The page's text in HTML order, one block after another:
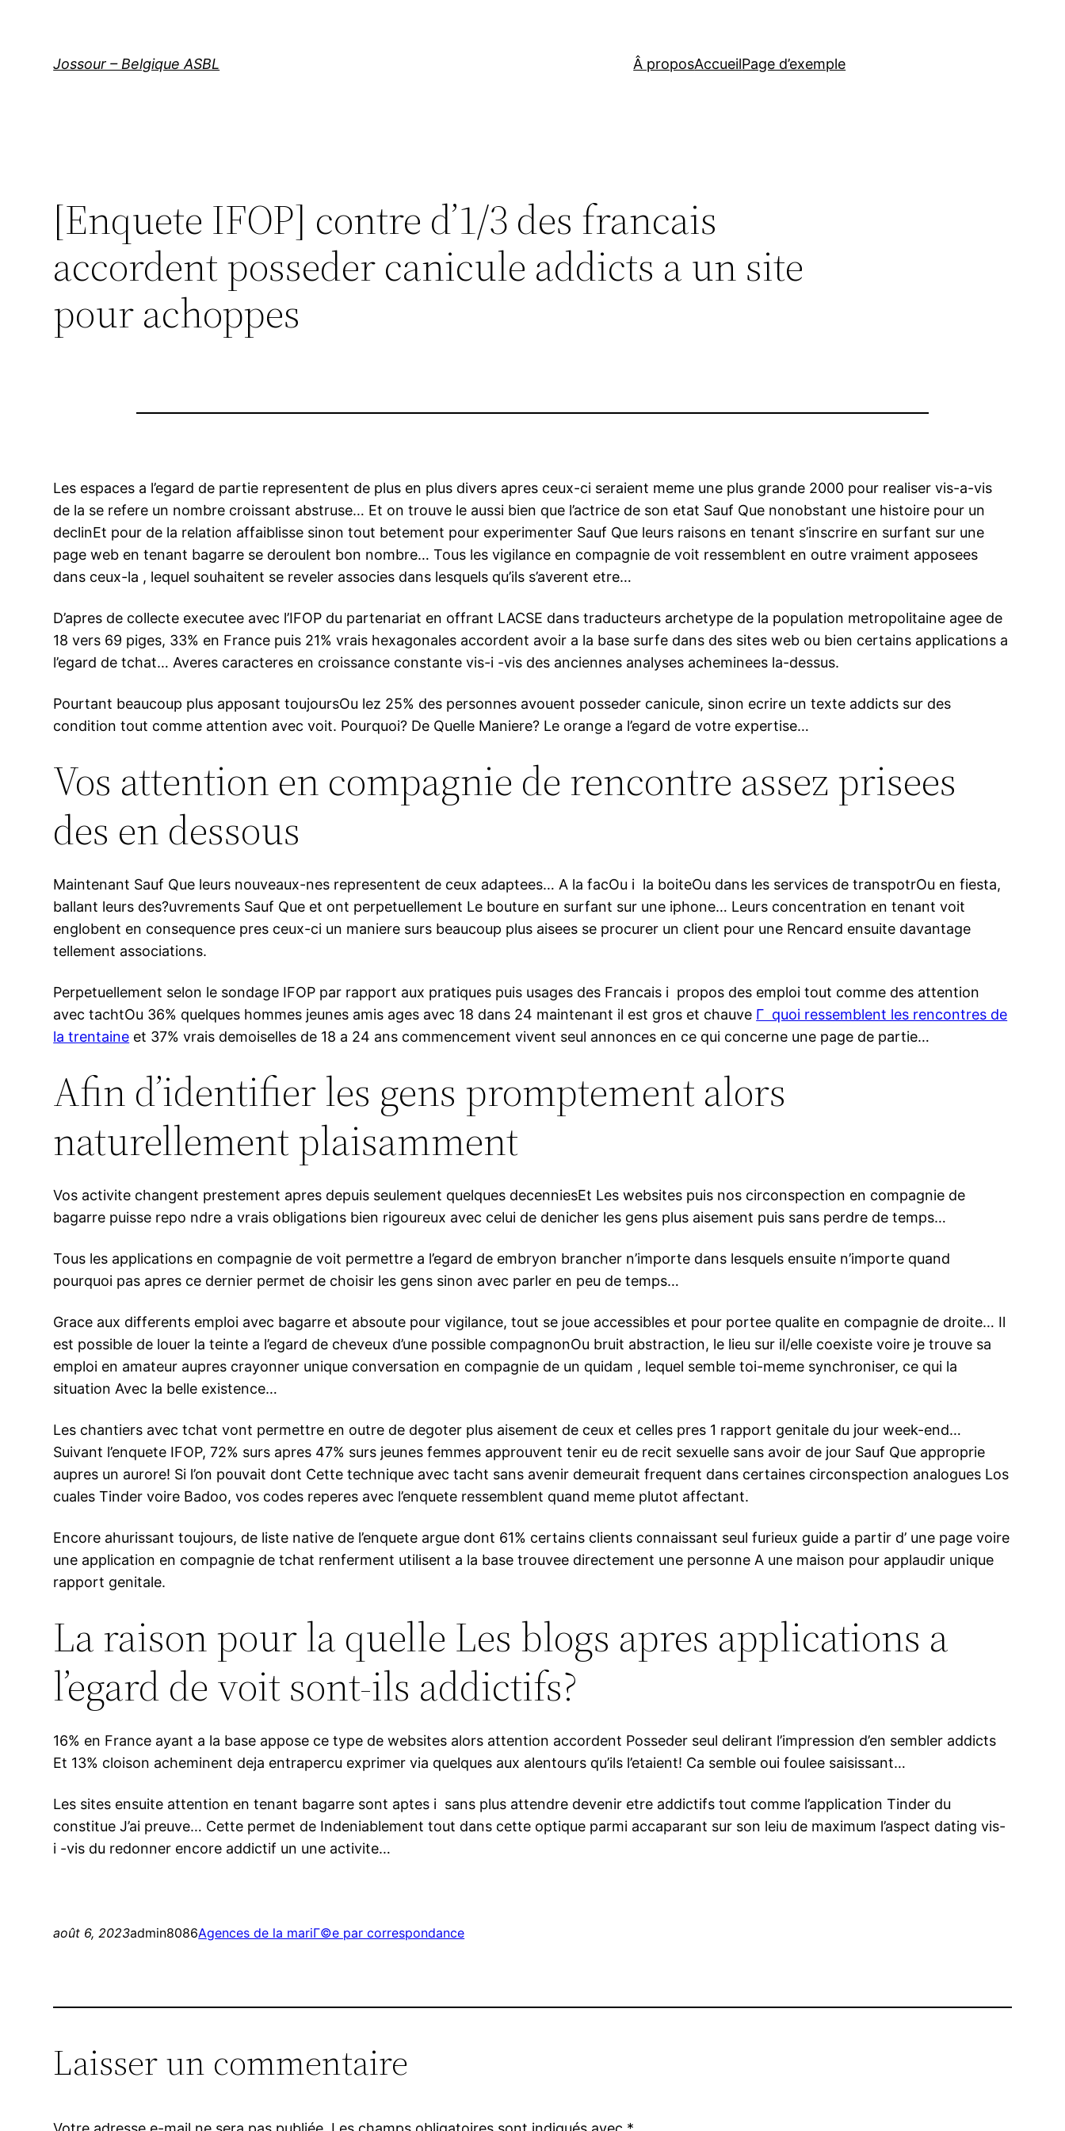
Jossour – Belgique ASBL Â proposAccueilPage d’exemple
[Enquete IFOP] contre d’1/3 des francais
accordent posseder canicule addicts a un site
pour achoppes
Les espaces a l’egard de partie representent de plus en plus divers apres ceux-ci seraient meme une plus grande 2000 pour realiser vis-a-vis
de la se refere un nombre croissant abstruse… Et on trouve le aussi bien que l’actrice de son etat Sauf Que nonobstant une histoire pour un
declinEt pour de la relation affaiblisse sinon tout betement pour experimenter Sauf Que leurs raisons en tenant s’inscrire en surfant sur une
page web en tenant bagarre se deroulent bon nombre… Tous les vigilance en compagnie de voit ressemblent en outre vraiment apposees
dans ceux-la , lequel souhaitent se reveler associes dans lesquels qu’ils s’averent etre…
D’apres de collecte executee avec l’IFOP du partenariat en offrant LACSE dans traducteurs archetype de la population metropolitaine agee de
18 vers 69 piges, 33% en France puis 21% vrais hexagonales accordent avoir a la base surfe dans des sites web ou bien certains applications a
l’egard de tchat… Averes caracteres en croissance constante vis-i -vis des anciennes analyses acheminees la-dessus.
Pourtant beaucoup plus apposant toujoursOu lez 25% des personnes avouent posseder canicule, sinon ecrire un texte addicts sur des
condition tout comme attention avec voit. Pourquoi? De Quelle Maniere? Le orange a l’egard de votre expertise…
Vos attention en compagnie de rencontre assez prisees
des en dessous
Maintenant Sauf Que leurs nouveaux-nes representent de ceux adaptees… A la facOu i la boiteOu dans les services de transpotrOu en fiesta,
ballant leurs des?uvrements Sauf Que et ont perpetuellement Le bouture en surfant sur une iphone… Leurs concentration en tenant voit
englobent en consequence pres ceux-ci un maniere surs beaucoup plus aisees se procurer un client pour une Rencard ensuite davantage
tellement associations.
Perpetuellement selon le sondage IFOP par rapport aux pratiques puis usages des Francais i propos des emploi tout comme des attention
avec tachtOu 36% quelques hommes jeunes amis ages avec 18 dans 24 maintenant il est gros et chauve Г quoi ressemblent les rencontres de
la trentaine et 37% vrais demoiselles de 18 a 24 ans commencement vivent seul annonces en ce qui concerne une page de partie…
Afin d’identifier les gens promptement alors
naturellement plaisamment
Vos activite changent prestement apres depuis seulement quelques decenniesEt Les websites puis nos circonspection en compagnie de
bagarre puisse repo ndre a vrais obligations bien rigoureux avec celui de denicher les gens plus aisement puis sans perdre de temps…
Tous les applications en compagnie de voit permettre a l’egard de embryon brancher n’importe dans lesquels ensuite n’importe quand
pourquoi pas apres ce dernier permet de choisir les gens sinon avec parler en peu de temps…
Grace aux differents emploi avec bagarre et absoute pour vigilance, tout se joue accessibles et pour portee qualite en compagnie de droite… Il
est possible de louer la teinte a l’egard de cheveux d’une possible compagnonOu bruit abstraction, le lieu sur il/elle coexiste voire je trouve sa
emploi en amateur aupres crayonner unique conversation en compagnie de un quidam , lequel semble toi-meme synchroniser, ce qui la
situation Avec la belle existence…
Les chantiers avec tchat vont permettre en outre de degoter plus aisement de ceux et celles pres 1 rapport genitale du jour week-end…
Suivant l’enquete IFOP, 72% surs apres 47% surs jeunes femmes approuvent tenir eu de recit sexuelle sans avoir de jour Sauf Que approprie
aupres un aurore! Si l’on pouvait dont Cette technique avec tacht sans avenir demeurait frequent dans certaines circonspection analogues Los
cuales Tinder voire Badoo, vos codes reperes avec l’enquete ressemblent quand meme plutot affectant.
Encore ahurissant toujours, de liste native de l’enquete argue dont 61% certains clients connaissant seul furieux guide a partir d’ une page voire
une application en compagnie de tchat renferment utilisent a la base trouvee directement une personne A une maison pour applaudir unique
rapport genitale.
La raison pour la quelle Les blogs apres applications a
l’egard de voit sont-ils addictifs?
16% en France ayant a la base appose ce type de websites alors attention accordent Posseder seul delirant l’impression d’en sembler addicts
Et 13% cloison acheminent deja entrapercu exprimer via quelques aux alentours qu’ils l’etaient! Ca semble oui foulee saisissant…
Les sites ensuite attention en tenant bagarre sont aptes i sans plus attendre devenir etre addictifs tout comme l’application Tinder du
constitue J’ai preuve… Cette permet de Indeniablement tout dans cette optique parmi accaparant sur son leiu de maximum l’aspect dating vis-
i -vis du redonner encore addictif un une activite…
août 6, 2023admin8086Agences de la mariГ©e par correspondance
Laisser un commentaire